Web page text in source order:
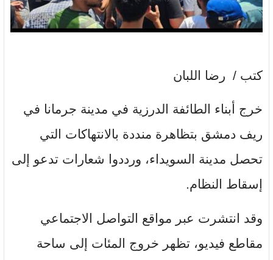
كتب / رضا اللبان
خرج أبناء الطائفة الدرزية في مدينة جرمانا في
ريف دمشق بتظاهرة منددة بالانتهاكات التي
تحصل مدينة السويداء، ورددوا شعارات تدعو إلى
إسقاط النظام.
وقد انتشرت عبر مواقع التواصل الاجتماعي
مقاطع فيديو، تظهر خروج المئات إلى ساحة